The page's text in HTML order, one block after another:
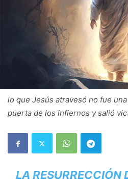
lo que Jesús atravesó no fue
puerta de los infiernos y salió
LA RESURRECCIÓN